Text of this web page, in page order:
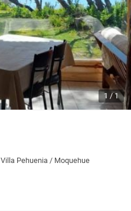
1 / 1
Villa Pehuenia / Moquehue